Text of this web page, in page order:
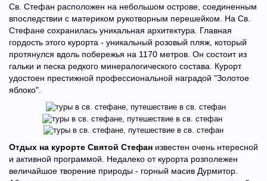
Св. Стефан расположен на небольшом острове, соединенным
впоследствии с материком рукотворным перешейком. На Св.
Стефане сохранилась уникальная архитектура. Главная
гордость этого курорта - уникальный розовый пляж, который
протянулся вдоль побережья на 1170 метров. Он состоит из
гальки и песка редкого минералогического состава. Курорт
удостоен престижной профессиональной наградой "Золотое
яблоко".
Отдых на курорте Святой Стефан известен очень нтересной
и активной программой. Недалеко от курорта розполежен
величайшое творение природы - горный масив Дурмитор.